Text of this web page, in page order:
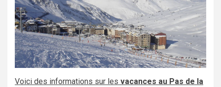
Voici des informations sur les vacances au Pas de la